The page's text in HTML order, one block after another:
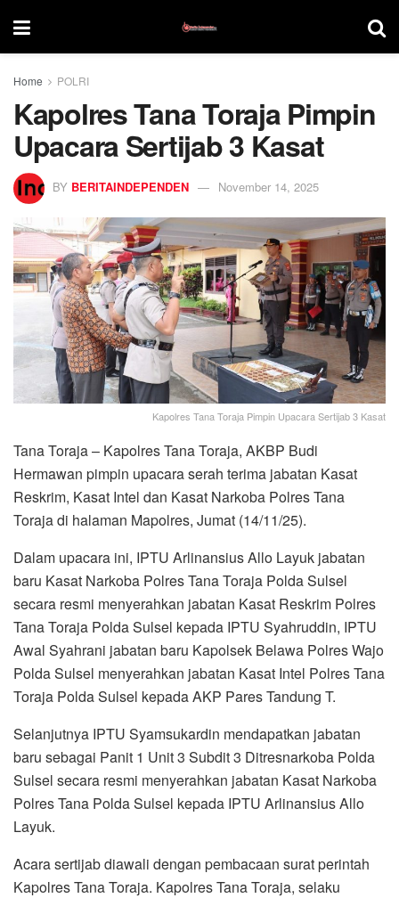
Home POLRI
Kapolres Tana Toraja Pimpin
Upacara Sertijab 3 Kasat
BY BERITAINDEPENDEN November 14, 2025
Kapolres Tana Toraja Pimpin Upacara Sertijab 3 Kasat
Tana Toraja – Kapolres Tana Toraja, AKBP Budi
Hermawan pimpin upacara serah terima jabatan Kasat
Reskrim, Kasat Intel dan Kasat Narkoba Polres Tana
Toraja di halaman Mapolres, Jumat (14/11/25).
Dalam upacara ini, IPTU Arlinansius Allo Layuk jabatan
baru Kasat Narkoba Polres Tana Toraja Polda Sulsel
secara resmi menyerahkan jabatan Kasat Reskrim Polres
Tana Toraja Polda Sulsel kepada IPTU Syahruddin, IPTU
Awal Syahrani jabatan baru Kapolsek Belawa Polres Wajo
Polda Sulsel menyerahkan jabatan Kasat Intel Polres Tana
Toraja Polda Sulsel kepada AKP Pares Tandung T.
Selanjutnya IPTU Syamsukardin mendapatkan jabatan
baru sebagai Panit 1 Unit 3 Subdit 3 Ditresnarkoba Polda
Sulsel secara resmi menyerahkan jabatan Kasat Narkoba
Polres Tana Polda Sulsel kepada IPTU Arlinansius Allo
Layuk.
Acara sertijab diawali dengan pembacaan surat perintah
Kapolres Tana Toraja. Kapolres Tana Toraja, selaku